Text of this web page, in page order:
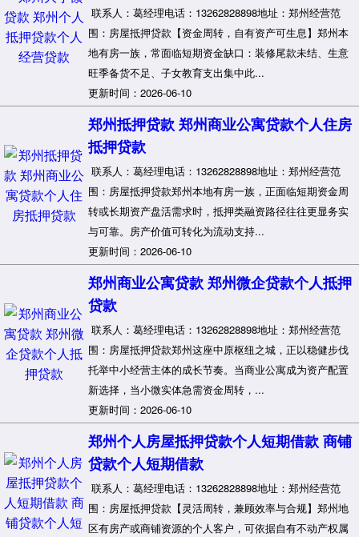
联系人：葛经理电话：13262828898地址：郑州经营范
围：房屋抵押贷款【资金周转，自有资产可生息】郑州本
地有房一族，常面临短期资金缺口：装修尾款未结、生意
旺季备货不足、子女教育支出集中此...
更新时间：2026-06-10
郑州抵押贷款 郑州商业公寓贷款个人住房
抵押贷款
联系人：葛经理电话：13262828898地址：郑州经营范
围：房屋抵押贷款郑州本地有房一族，正面临短期资金周
转或长期资产盘活需求时，抵押类融资路径往往更显务实
与可靠。房产价值可转化为流动支持...
更新时间：2026-06-10
郑州商业公寓贷款 郑州微企贷款个人抵押
贷款
联系人：葛经理电话：13262828898地址：郑州经营范
围：房屋抵押贷款郑州这座中原枢纽之城，正以稳健步伐
托举中小经营主体的成长节奏。当商业公寓成为资产配置
新选择，当小微实体急需资金周转，...
更新时间：2026-06-10
郑州个人房屋抵押贷款个人短期借款 商铺
贷款个人短期借款
联系人：葛经理电话：13262828898地址：郑州经营范
围：房屋抵押贷款【灵活周转，兼顾效率与合规】郑州地
区有房产或商铺资源的个人客户，可依据自有不动产权属